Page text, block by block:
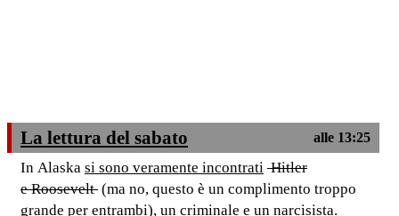
La lettura del sabato alle 13:25
In Alaska si sono veramente incontrati Hitler
e Roosevelt (ma no, questo è un complimento troppo
grande per entrambi), un criminale e un narcisista.